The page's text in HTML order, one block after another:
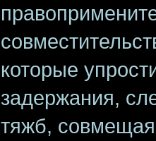
которые
задержания,
тяжб,